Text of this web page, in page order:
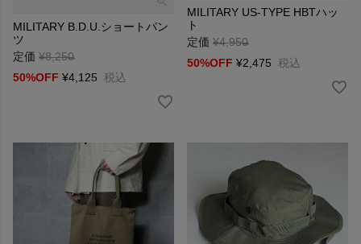
MILITARY B.D.U.ショートパン
ツ
定価 ¥8,250
→
50%OFF ¥4,125 税込
MILITARY US-TYPE HBTハッ
ト
定価 ¥4,950
→
50%OFF ¥2,475 税込